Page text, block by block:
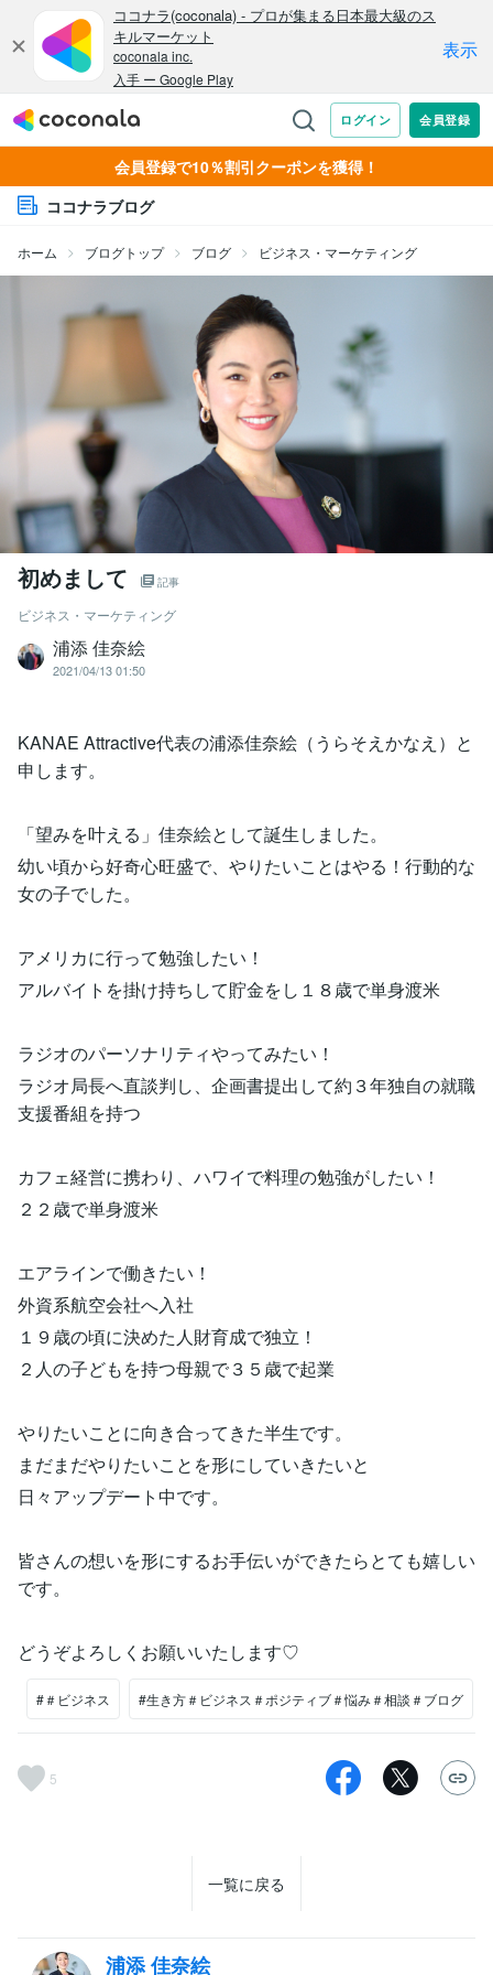
会員登録で10％割引クーポンを獲得！
ココナラブログ
ホーム ブログトップ ブログ ビジネス・マーケティング
初めまして 記事
ビジネス・マーケティング
浦添 佳奈絵
2021/04/13 01:50
KANAE Attractive代表の浦添佳奈絵（うらそえかなえ）と
申します。
「望みを叶える」佳奈絵として誕生しました。
幼い頃から好奇心旺盛で、やりたいことはやる！行動的な
女の子でした。
アメリカに行って勉強したい！
アルバイトを掛け持ちして貯金をし１８歳で単身渡米
ラジオのパーソナリティやってみたい！
ラジオ局長へ直談判し、企画書提出して約３年独自の就職
支援番組を持つ
カフェ経営に携わり、ハワイで料理の勉強がしたい！
２２歳で単身渡米
エアラインで働きたい！
外資系航空会社へ入社
１９歳の頃に決めた人財育成で独立！
２人の子どもを持つ母親で３５歳で起業
やりたいことに向き合ってきた半生です。
まだまだやりたいことを形にしていきたいと
日々アップデート中です。
皆さんの想いを形にするお手伝いができたらとても嬉しい
です。
どうぞよろしくお願いいたします♡
#＃ビジネス #生き方＃ビジネス＃ポジティブ＃悩み＃相談＃ブログ
5
一覧に戻る
浦添 佳奈絵